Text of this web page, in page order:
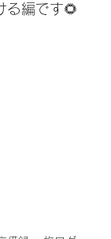
る編です🌻